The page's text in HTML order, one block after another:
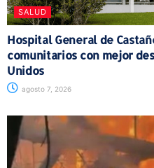
SALUD
Hospital General de
comunitarios con mejor
Unidos
agosto 7, 2026